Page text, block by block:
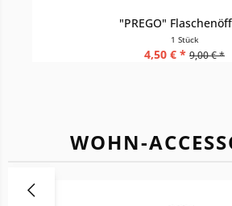
"PREGO"
1 Stück
4,50 € * 9,00 € *
WOHN-